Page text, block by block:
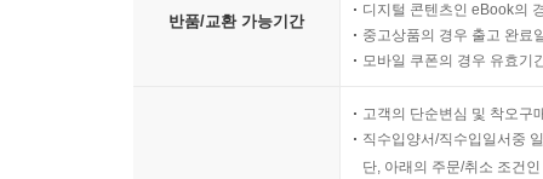
반품/교환 가능기간
디지털 콘텐츠인 eBook의
중고상품의 경우 출고 완료
모바일 쿠폰의 경우 유효기
고객의 단순변심 및 착오구
직수입양서/직수입일서중
단, 아래의 주문/취소 조건